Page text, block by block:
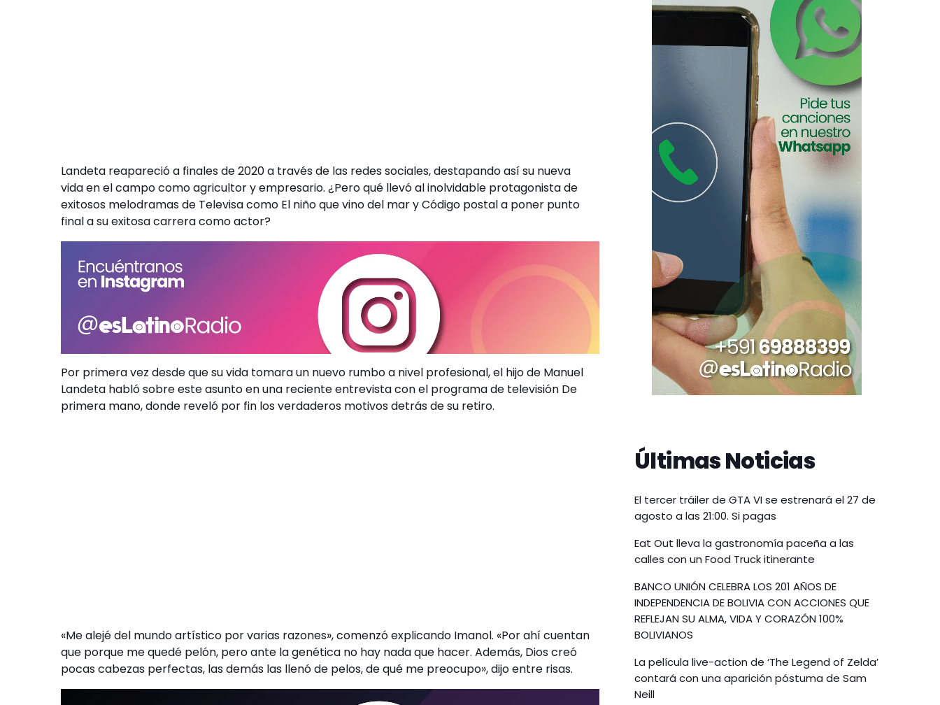
Landeta reapareció a finales de 2020 a través de las redes sociales, destapando así su nueva
vida en el campo como agricultor y empresario. ¿Pero qué llevó al inolvidable protagonista de
exitosos melodramas de Televisa como El niño que vino del mar y Código postal a poner punto
final a su exitosa carrera como actor?
Por primera vez desde que su vida tomara un nuevo rumbo a nivel profesional, el hijo de Manuel
Landeta habló sobre este asunto en una reciente entrevista con el programa de televisión De
primera mano, donde reveló por fin los verdaderos motivos detrás de su retiro.
«Me alejé del mundo artístico por varias razones», comenzó explicando Imanol. «Por ahí cuentan
que porque me quedé pelón, pero ante la genética no hay nada que hacer. Además, Dios creó
pocas cabezas perfectas, las demás las llenó de pelos, de qué me preocupo», dijo entre risas.
Últimas Noticias
El tercer tráiler de GTA VI se estrenará el 27 de
agosto a las 21:00. Si pagas
Eat Out lleva la gastronomía paceña a las
calles con un Food Truck itinerante
BANCO UNIÓN CELEBRA LOS 201 AÑOS DE
INDEPENDENCIA DE BOLIVIA CON ACCIONES QUE
REFLEJAN SU ALMA, VIDA Y CORAZÓN 100%
BOLIVIANOS
La película live-action de ‘The Legend of Zelda’
contará con una aparición póstuma de Sam
Neill